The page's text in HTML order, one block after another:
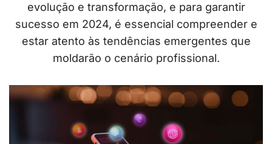
evolução e transformação, e para garantir
sucesso em 2024, é essencial compreender e
estar atento às tendências emergentes que
moldarão o cenário profissional.